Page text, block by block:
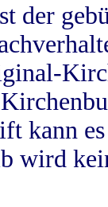
der
kann
wird